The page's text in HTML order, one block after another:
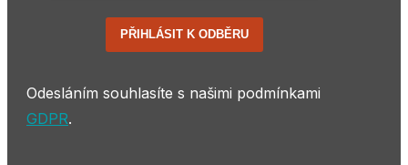
PŘIHLÁSIT K ODBĚRU
Odesláním souhlasíte s našimi podmínkami
GDPR.